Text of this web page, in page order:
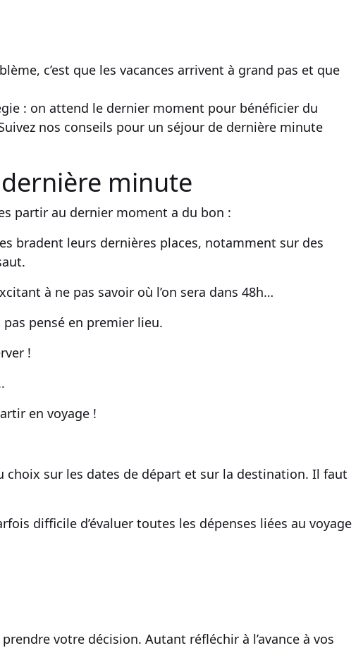
c’est que les vacances arrivent à grand pas et que
: on attend le dernier moment pour bénéficier du
nos conseils pour un séjour de dernière minute
minute
partir au dernier moment a du bon :
bradent leurs dernières places, notamment sur des
à ne pas savoir où l’on sera dans 48h…
pensé en premier lieu.
!
en voyage !
choix sur les dates de départ et sur la destination. Il faut
difficile d’évaluer toutes les dépenses liées au voyage
votre décision. Autant réfléchir à l’avance à vos